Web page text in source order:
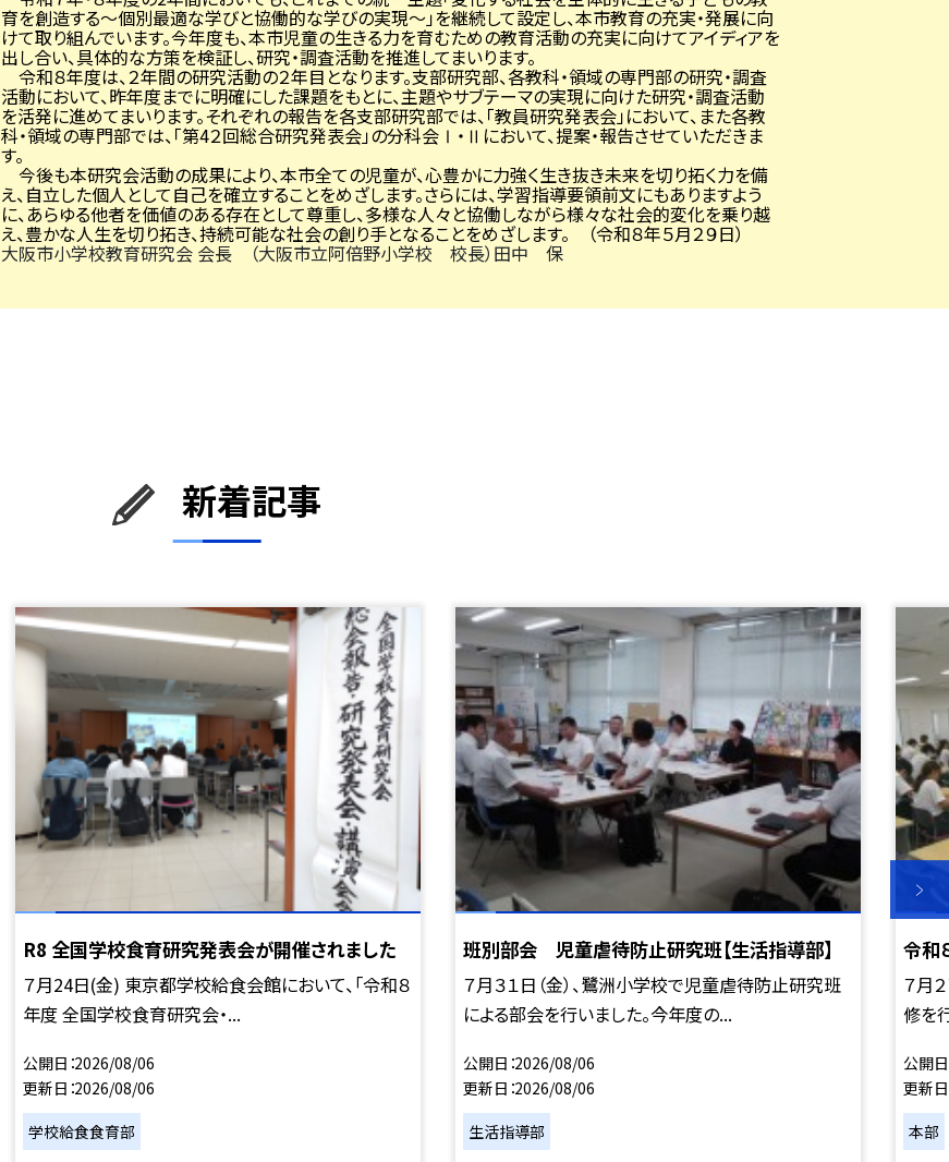
育を創造する～個別最適な学びと協働的な学びの実現～」を継続して設定し、本市教育の充実・発展に向
けて取り組んでいます。今年度も、本市児童の生きる力を育むための教育活動の充実に向けてアイディアを
出し合い、具体的な方策を検証し、研究・調査活動を推進してまいります。
令和８年度は、２年間の研究活動の２年目となります。支部研究部、各教科・領域の専門部の研究・調査
活動において、昨年度までに明確にした課題をもとに、主題やサブテーマの実現に向けた研究・調査活動
を活発に進めてまいります。それぞれの報告を各支部研究部では、「教員研究発表会」において、また各教
科・領域の専門部では、「第4２回総合研究発表会」の分科会Ⅰ・Ⅱにおいて、提案・報告させていただきま
す。
今後も本研究会活動の成果により、本市全ての児童が、心豊かに力強く生き抜き未来を切り拓く力を備
え、自立した個人として自己を確立することをめざします。さらには、学習指導要領前文にもありますよう
に、あらゆる他者を価値のある存在として尊重し、多様な人々と協働しながら様々な社会的変化を乗り越
え、豊かな人生を切り拓き、持続可能な社会の創り手となることをめざします。 （令和８年５月２９日）
大阪市小学校教育研究会 会長 （大阪市立阿倍野小学校 校長）田中 保
新着記事
R8 全国学校食育研究発表会が開催されました
７月24日(金) 東京都学校給食会館において、「令和８
年度 全国学校食育研究会・...
公開日 2026/08/06
更新日 2026/08/06
学校給食食育部
班別部会 児童虐待防止研究班【生活指導部】
７月３１日（金）、鷺洲小学校で児童虐待防止研究班
による部会を行いました。今年度の...
公開日 2026/08/06
更新日 2026/08/06
生活指導部
令和
７月
修を
公開日
更新日
本部